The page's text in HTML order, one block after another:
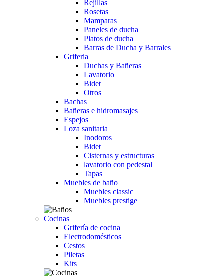
Rejillas
Rosetas
Mamparas
Paneles de ducha
Platos de ducha
Barras de Ducha y Barrales
Griferia
Duchas y Bañeras
Lavatorio
Bidet
Otros
Bachas
Bañeras e hidromasajes
Espejos
Loza sanitaria
Inodoros
Bidet
Cisternas y estructuras
lavatorio con pedestal
Tapas
Muebles de baño
Muebles classic
Muebles prestige
Cocinas
Grifería de cocina
Electrodomésticos
Cestos
Piletas
Kits